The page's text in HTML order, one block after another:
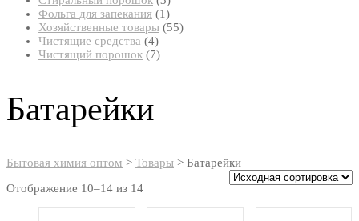
товара
Фольга для запекания 11
товар
Хозяйственные товары 5555
Чистящие средства 44
товара
Чистящий порошок 77
Батарейки
Бытовая химия оптом > Товары > Батарейки
Отображение 10–14 из 14